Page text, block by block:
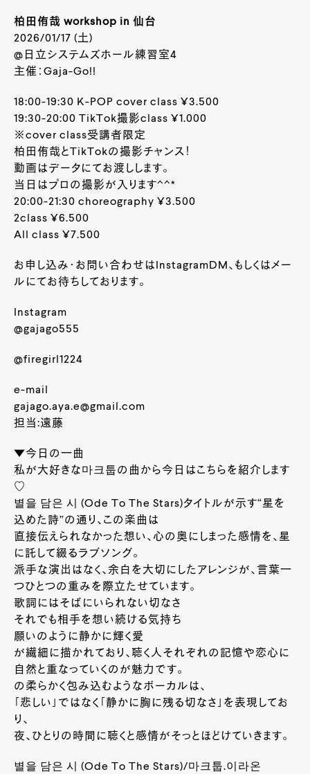
柏田侑哉 workshop in 仙台
2026/01/17 (土)
@日立システムズホール練習室4
主催：Gaja-Go!!
18:00-19:30 K-POP cover class ¥3.500
19:30-20:00 TikTok撮影class ¥1.000
※cover class受講者限定
柏田侑哉とTikTokの撮影チャンス！
動画はデータにてお渡しします。
当日はプロの撮影が入ります^^*
20:00-21:30 choreography ¥3.500
2class ¥6.500
All class ¥7.500
お申し込み・お問い合わせはInstagramDM、もしくはメー
ルにてお待ちしております。
Instagram
@gajago555
@firegirl1224
e-mail
gajago.aya.e@gmail.com
担当:遠藤
▼今日の一曲
私が大好きな마크툽の曲から今日はこちらを紹介します
♡
별을 담은 시 (Ode To The Stars)タイトルが示す“星を
込めた詩”の通り、この楽曲は
直接伝えられなかった想い、心の奥にしまった感情を、星
に託して綴るラブソング。
派手な演出はなく、余白を大切にしたアレンジが、言葉一
つひとつの重みを際立たせています。
歌詞にはそばにいられない切なさ
それでも相手を想い続ける気持ち
願いのように静かに輝く愛
が繊細に描かれており、聴く人それぞれの記憶や恋心に
自然と重なっていくのが魅力です。
の柔らかく包み込むようなボーカルは、
「悲しい」ではなく「静かに胸に残る切なさ」を表現してお
り、
夜、ひとりの時間に聴くと感情がそっとほどけていきます。
별을 담은 시 (Ode To The Stars)/마크툽.이라온